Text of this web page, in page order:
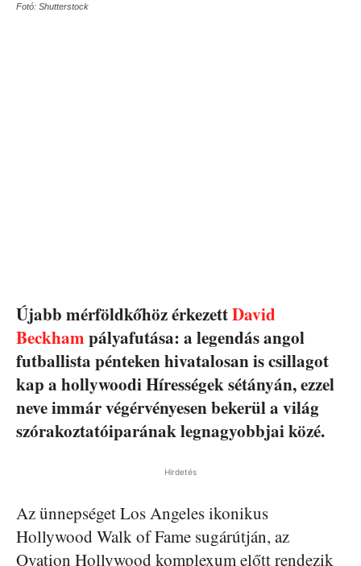
Fotó: Shutterstock
Újabb mérföldkőhöz érkezettDavid
Beckham pályafutása: a legendás angol
futballista pénteken hivatalosan is csillagot
kap a hollywoodi Hírességek sétányán, ezzel
neve immár végérvényesen bekerül a világ
szórakoztatóiparának legnagyobbjai közé.
Hirdetés
Az ünnepséget Los Angeles ikonikus
Hollywood Walk of Fame sugárútján, az
Ovation Hollywood komplexum előtt rendezik